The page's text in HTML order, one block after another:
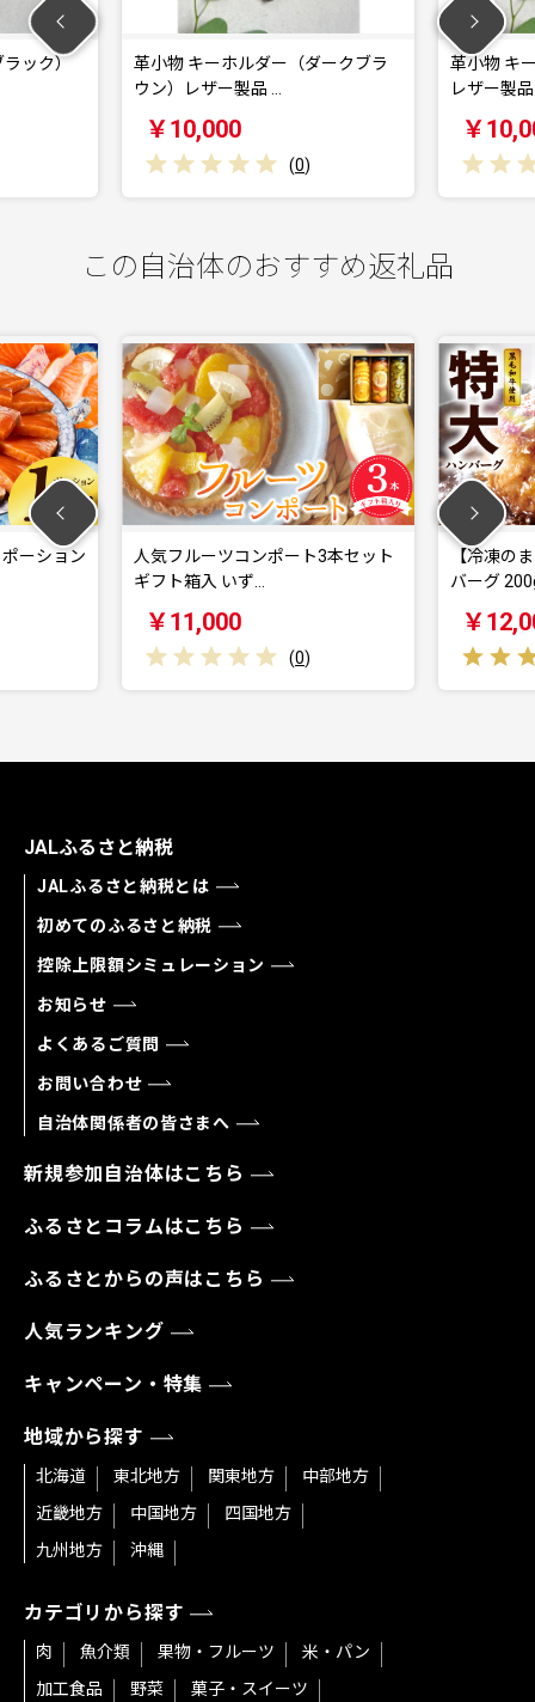
ラック）
革小物 キーホルダー（ダークブラ
ウン）レザー製品 …
￥10,000
(0)
革小物 キ
レザー製
￥
この自治体のおすすめ返礼品
ーション
人気フルーツコンポート3本セット
ギフト箱入 いず…
￥11,000
(0)
【冷凍の
バーグ
￥
JALふるさと納税
JALふるさと納税とは
初めてのふるさと納税
控除上限額シミュレーション
お知らせ
よくあるご質問
お問い合わせ
自治体関係者の皆さまへ
新規参加自治体はこちら
ふるさとコラムはこちら
ふるさとからの声はこちら
人気ランキング
キャンペーン・特集
地域から探す
北海道 東北地方 関東地方
中部地方
近畿地方
中国地方
四国地方
九州地方
沖縄
カテゴリから探す
肉 魚介類 果物・フルーツ
米・パン
加工食品
野菜
菓子・スイーツ